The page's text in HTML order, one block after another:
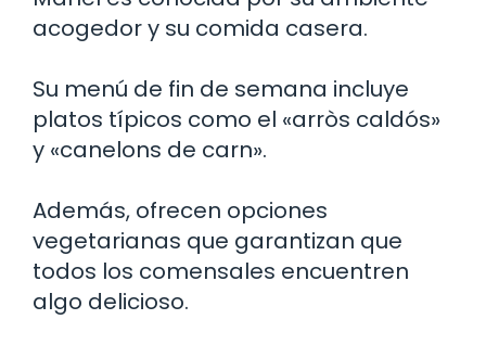
acogedor y su comida casera.
Su menú de fin de semana incluye
platos típicos como el «arròs caldós»
y «canelons de carn».
Además, ofrecen opciones
vegetarianas que garantizan que
todos los comensales encuentren
algo delicioso.